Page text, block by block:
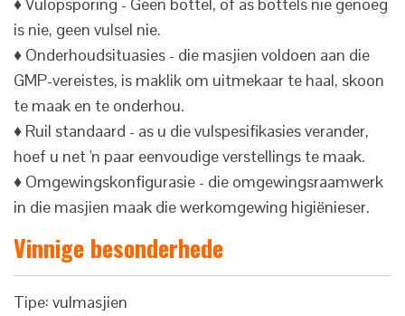
♦ Vulopsporing - Geen bottel, of as bottels nie genoeg
is nie, geen vulsel nie.
♦ Onderhoudsituasies - die masjien voldoen aan die
GMP-vereistes, is maklik om uitmekaar te haal, skoon
te maak en te onderhou.
♦ Ruil standaard - as u die vulspesifikasies verander,
hoef u net 'n paar eenvoudige verstellings te maak.
♦ Omgewingskonfigurasie - die omgewingsraamwerk
in die masjien maak die werkomgewing higiënieser.
Vinnige besonderhede
Tipe: vulmasjien